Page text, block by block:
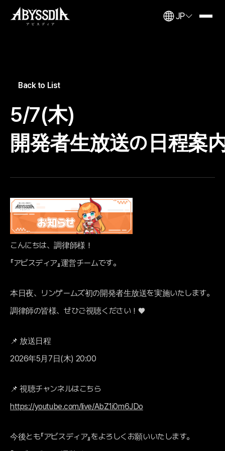
JP
Back to List
5/7(木)
開発者生放送の日程案
こんにちは、調律師様！
『アビスディア』運営チームです。
本日夜、リンゲームズ初の開発者生放送を実施いたします。
調律師の皆様、ぜひご視聴ください！♥️
📌 放送日程
2026年5月7日(木) 20:00
📌 視聴チャンネルはこちら
https://youtube.com/live/AbZ1i0m6JDo
今後とも『アビスディア』をよろしくお願いいたします。